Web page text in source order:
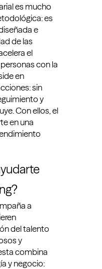
es mucho
es
e
de las
el
con la
en
sin
y
Con ellos, el
en una
a
del talento
y
combina
y negocio: